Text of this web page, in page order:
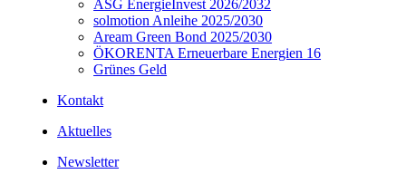
ASG EnergieInvest 2026/2032
solmotion Anleihe 2025/2030
Aream Green Bond 2025/2030
ÖKORENTA Erneuerbare Energien 16
Grünes Geld
Kontakt
Aktuelles
Newsletter